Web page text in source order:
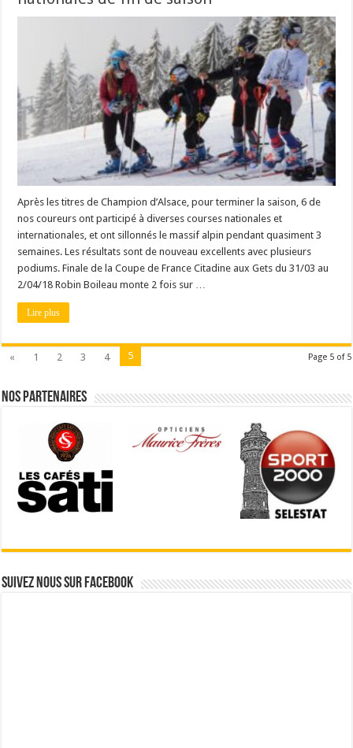
Après les titres de Champion d’Alsace, pour terminer la saison, 6 de
nos coureurs ont participé à diverses courses nationales et
internationales, et ont sillonnés le massif alpin pendant quasiment 3
semaines. Les résultats sont de nouveau excellents avec plusieurs
podiums. Finale de la Coupe de France Citadine aux Gets du 31/03 au
2/04/18 Robin Boileau monte 2 fois sur …
Lire plus
Page 5 of 5
« 1 2 3 4 5
Nos partenaires
Suivez nous sur Facebook